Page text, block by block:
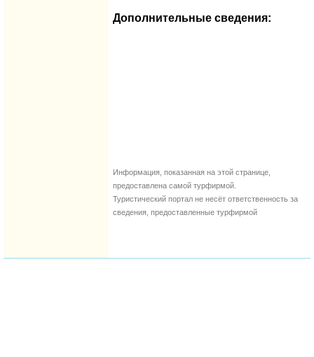
Дополнительные сведения:
Информация, показанная на этой странице,
предоставлена самой турфирмой.
Туристический портал не несёт ответственность за
сведения, предоставленные турфирмой